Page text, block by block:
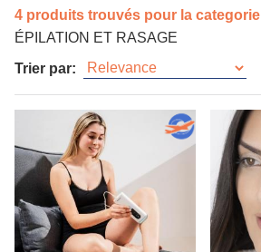
4 produits trouvés pour la categorie
ÉPILATION ET RASAGE
Trier par: